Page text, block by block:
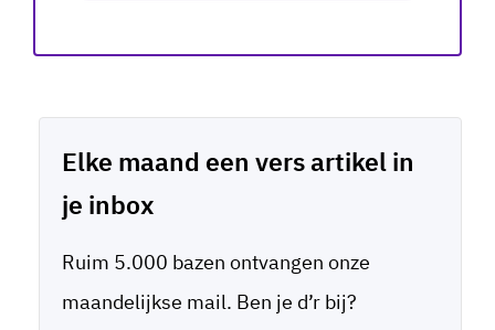
Elke maand een vers artikel in
je inbox
Ruim 5.000 bazen ontvangen onze
maandelijkse mail. Ben je d’r bij?